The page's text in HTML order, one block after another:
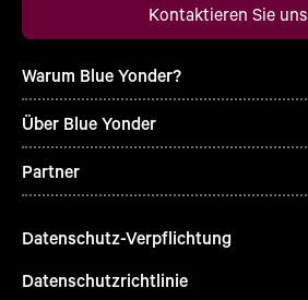
Kontaktieren Sie uns
Warum Blue Yonder?
Über Blue Yonder
Partner
Datenschutz-Verpflichtung
Datenschutzrichtlinie